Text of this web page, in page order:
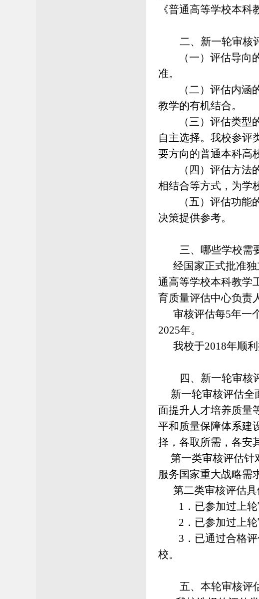
《普通高等学校本
二、 新一轮审核
（一） 评估导向
准。
（二） 评估内涵
教学的有机结合。
（三） 评估类型
自主选择。我校参评
要方向的普通本科高校
（四） 评估方法
相结合等方式 ，为学
（五） 评估功能
决策提供参考。
三、 哪些学校需
经国家正式批准独
通高等学校本科教学
育质量评估中心负责
审核评估每5年一
2025年。
我校于2018年顺
四、 新一轮审核
新一轮审核评估全
面提升人才培养质量
平和质量保障体系建
择 ，各取所需 ， 各安
第一类审核评估针
服务国家重大战略需
第二类审核评估具
1． 已参加过上
2． 已参加过上
3． 已通过合格
校。
五、 本轮审核评